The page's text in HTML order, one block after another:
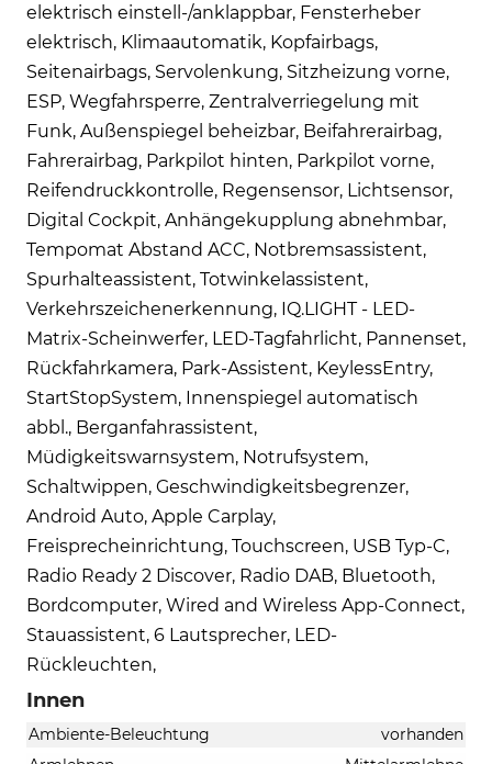
elektrisch einstell-/anklappbar, Fensterheber
elektrisch, Klimaautomatik, Kopfairbags,
Seitenairbags, Servolenkung, Sitzheizung vorne,
ESP, Wegfahrsperre, Zentralverriegelung mit
Funk, Außenspiegel beheizbar, Beifahrerairbag,
Fahrerairbag, Parkpilot hinten, Parkpilot vorne,
Reifendruckkontrolle, Regensensor, Lichtsensor,
Digital Cockpit, Anhängekupplung abnehmbar,
Tempomat Abstand ACC, Notbremsassistent,
Spurhalteassistent, Totwinkelassistent,
Verkehrszeichenerkennung, IQ.LIGHT - LED-
Matrix-Scheinwerfer, LED-Tagfahrlicht, Pannenset,
Rückfahrkamera, Park-Assistent, KeylessEntry,
StartStopSystem, Innenspiegel automatisch
abbl., Berganfahrassistent,
Müdigkeitswarnsystem, Notrufsystem,
Schaltwippen, Geschwindigkeitsbegrenzer,
Android Auto, Apple Carplay,
Freisprecheinrichtung, Touchscreen, USB Typ-C,
Radio Ready 2 Discover, Radio DAB, Bluetooth,
Bordcomputer, Wired and Wireless App-Connect,
Stauassistent, 6 Lautsprecher, LED-
Rückleuchten,
Innen
Ambiente-Beleuchtung
vorhanden